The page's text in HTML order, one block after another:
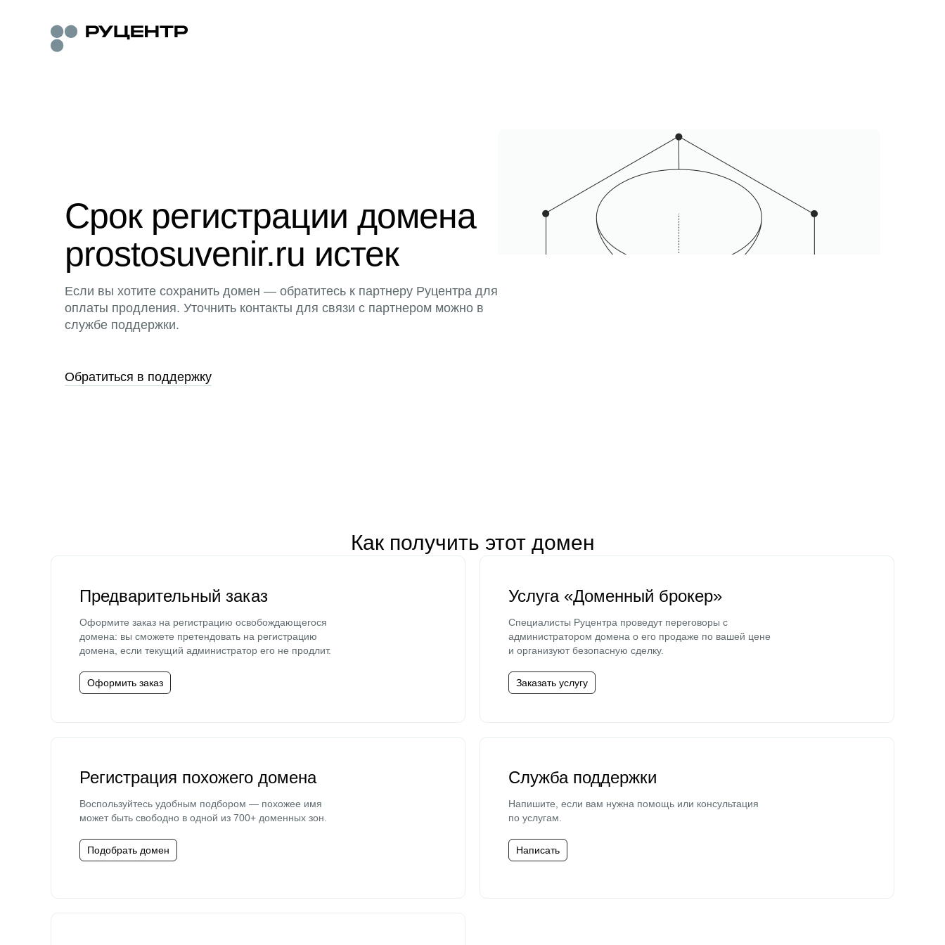
Срок регистрации домена
prostosuvenir.ru истек
Если вы хотите сохранить домен — обратитесь к партнеру Руцентра для
оплаты продления. Уточнить контакты для связи с партнером можно в
службе поддержки.
Обратиться в поддержку
Как получить этот домен
Предварительный заказ
Оформите заказ на регистрацию освобождающегося
домена: вы сможете претендовать на регистрацию
домена, если текущий администратор его не продлит.
Оформить заказ
Услуга «Доменный брокер»
Специалисты Руцентра проведут переговоры с
администратором домена о его продаже по вашей цене
и организуют безопасную сделку.
Заказать услугу
Регистрация похожего домена
Воспользуйтесь удобным подбором — похожее имя
может быть свободно в одной из 700+ доменных зон.
Подобрать домен
Служба поддержки
Напишите, если вам нужна помощь или консультация
по услугам.
Написать